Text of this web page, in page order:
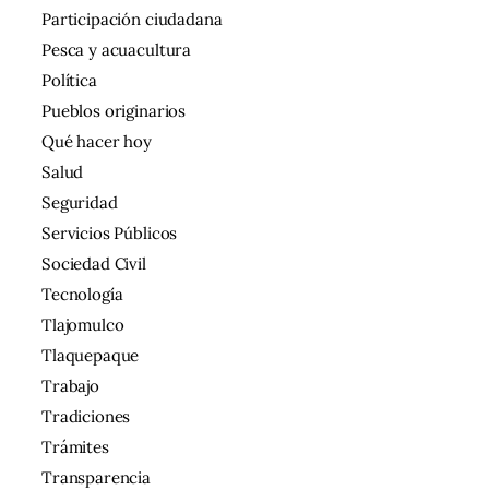
Participación ciudadana
Pesca y acuacultura
Política
Pueblos originarios
Qué hacer hoy
Salud
Seguridad
Servicios Públicos
Sociedad Civil
Tecnología
Tlajomulco
Tlaquepaque
Trabajo
Tradiciones
Trámites
Transparencia